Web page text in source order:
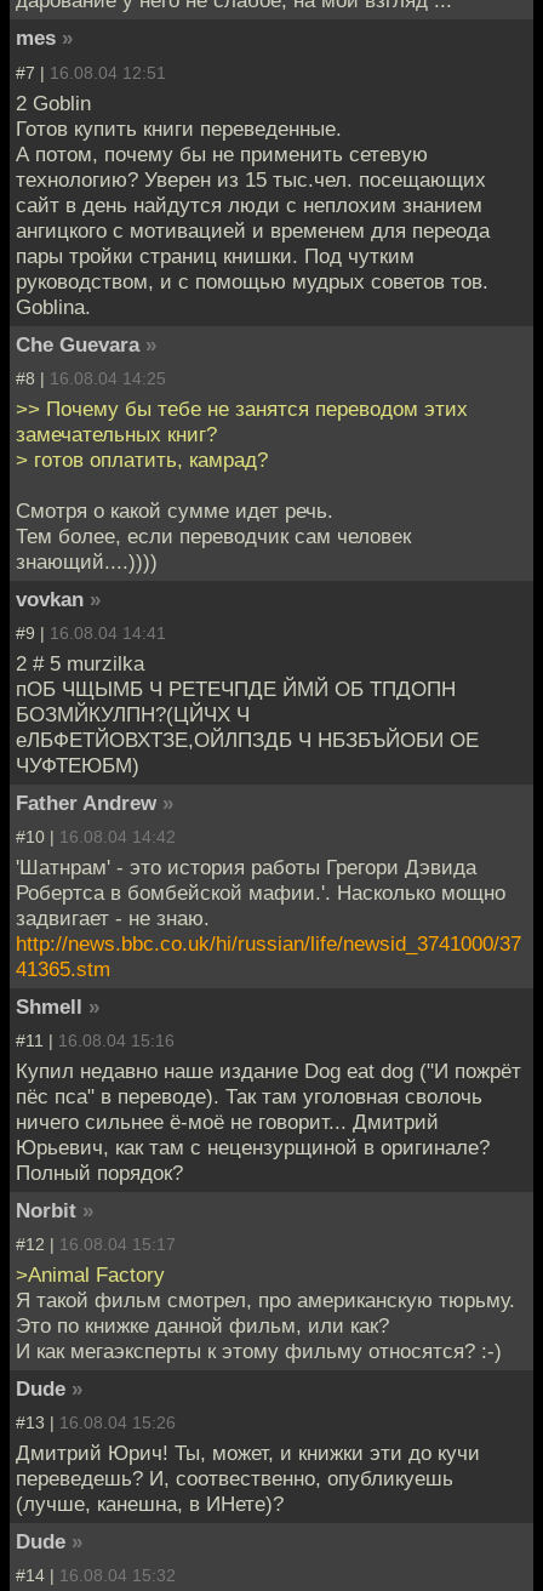
mes »
#7 | 16.08.04 12:51
2 Goblin
Готов купить книги переведенные.
А потом, почему бы не применить сетевую
технологию? Уверен из 15 тыс.чел. посещающих
сайт в день найдутся люди с неплохим знанием
ангицкого с мотивацией и временем для переода
пары тройки страниц книшки. Под чутким
руководством, и с помощью мудрых советов тов.
Goblina.
Che Guevara »
#8 | 16.08.04 14:25
>> Почему бы тебе не занятся переводом этих
замечательных книг?
> готов оплатить, камрад?
Смотря о какой сумме идет речь.
Тем более, если переводчик сам человек
знающий....))))
vovkan »
#9 | 16.08.04 14:41
2 # 5 murzilka
пОБ ЧЩЫМБ Ч РЕТЕЧПДЕ ЙМЙ ОБ ТПДОПН
БОЗМЙКУЛПН?(ЦЙЧХ Ч
еЛБФЕТЙОВХТЗЕ,ОЙЛПЗДБ Ч НБЗБЪЙОБИ ОЕ
ЧУФТЕЮБМ)
Father Andrew »
#10 | 16.08.04 14:42
'Шатнрам' - это история работы Грегори Дэвида
Робертса в бомбейской мафии.'. Насколько мощно
задвигает - не знаю.
http://news.bbc.co.uk/hi/russian/life/newsid_3741000/37
41365.stm
Shmell »
#11 | 16.08.04 15:16
Купил недавно наше издание Dog eat dog ("И пожрёт
пёс пса" в переводе). Так там уголовная сволочь
ничего сильнее ё-моё не говорит... Дмитрий
Юрьевич, как там с нецензурщиной в оригинале?
Полный порядок?
Norbit »
#12 | 16.08.04 15:17
>Animal Factory
Я такой фильм смотрел, про американскую тюрьму.
Это по книжке данной фильм, или как?
И как мегаэксперты к этому фильму относятся? :-)
Dude »
#13 | 16.08.04 15:26
Дмитрий Юрич! Ты, может, и книжки эти до кучи
переведешь? И, соотвественно, опубликуешь
(лучше, канешна, в ИНете)?
Dude »
#14 | 16.08.04 15:32